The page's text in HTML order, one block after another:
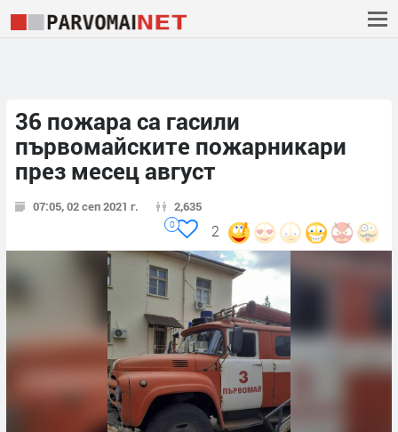
36 пожара са гасили
първомайските пожарникари
през месец август
07:05, 02 сеп 2021 г. 2,635
2
0